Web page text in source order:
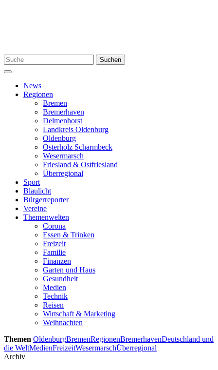
Suchen
nach:
Suchen
Menü
News
Regionen
Bremen
Bremerhaven
Delmenhorst
Landkreis Oldenburg
Oldenburg
Osterholz Scharmbeck
Wesermarsch
Friesland & Ostfriesland
Überregional
Sport
Blaulicht
Bürgerreporter
Vereine
Themenwelten
Corona
Essen & Trinken
Freizeit
Familie
Finanzen
Garten und Haus
Gesundheit
Medien
Technik
Reisen
Wirtschaft & Marketing
Weihnachten
Themen OldenburgBremenRegionenBremerhavenDeutschland und
die WeltMedienFreizeitWesermarschÜberregional
Archiv